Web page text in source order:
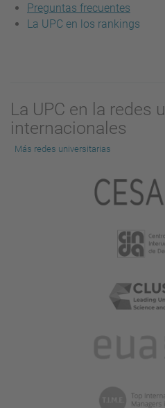
Preguntas frecuentes
La UPC en los rankings
La UPC en la redes
internacionales
Más redes universitarias